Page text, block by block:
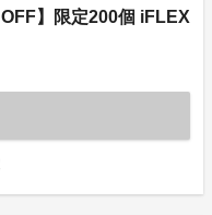
】限定200個 iFLEX